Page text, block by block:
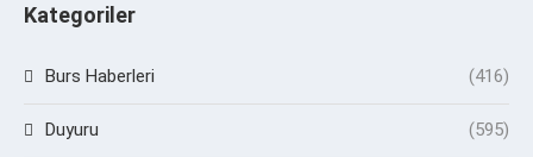
Kategoriler
Burs Haberleri (416)
Duyuru (595)